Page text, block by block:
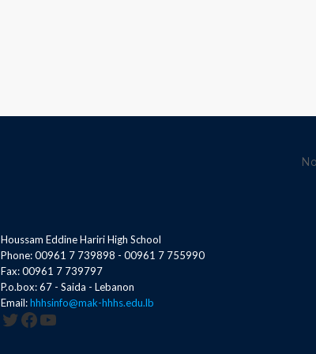
Houssam Eddine Hariri High School
Phone: 00961 7 739898 - 00961 7 755990
Fax: 00961 7 739797
P.o.box: 67 - Saida - Lebanon
Email:hhhsinfo@mak-hhhs.edu.lb
Twitter
Facebook
YouTube